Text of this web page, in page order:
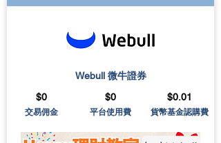
Webull 微牛證券
$0
$0 $0.01
交易佣金 平台使用費 貨幣基金認購費